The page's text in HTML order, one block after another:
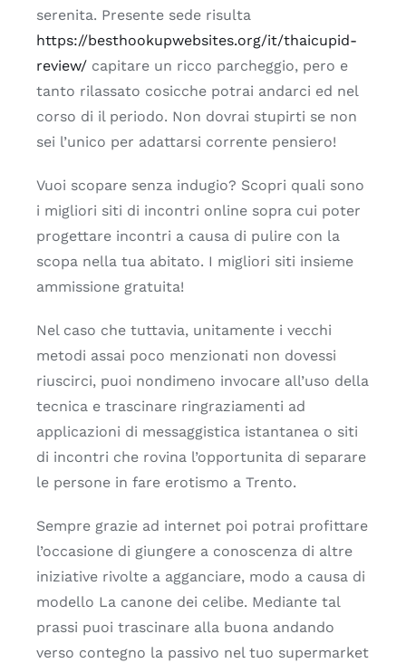
serenita. Presente sede risulta
https://besthookupwebsites.org/it/thaicupid-
review/ capitare un ricco parcheggio, pero e
tanto rilassato cosicche potrai andarci ed nel
corso di il periodo. Non dovrai stupirti se non
sei l’unico per adattarsi corrente pensiero!
Vuoi scopare senza indugio? Scopri quali sono
i migliori siti di incontri online sopra cui poter
progettare incontri a causa di pulire con la
scopa nella tua abitato. I migliori siti insieme
ammissione gratuita!
Nel caso che tuttavia, unitamente i vecchi
metodi assai poco menzionati non dovessi
riuscirci, puoi nondimeno invocare all’uso della
tecnica e trascinare ringraziamenti ad
applicazioni di messaggistica istantanea o siti
di incontri che rovina l’opportunita di separare
le persone in fare erotismo a Trento.
Sempre grazie ad internet poi potrai profittare
l’occasione di giungere a conoscenza di altre
iniziative rivolte a agganciare, modo a causa di
modello La canone dei celibe. Mediante tal
prassi puoi trascinare alla buona andando
verso contegno la passivo nel tuo supermarket